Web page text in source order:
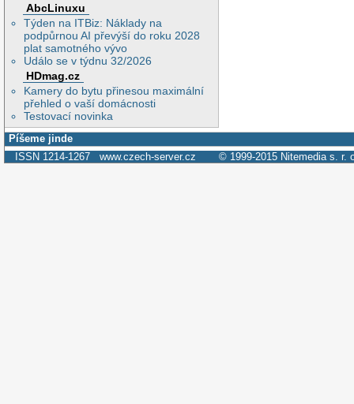
AbcLinuxu
Týden na ITBiz: Náklady na
podpůrnou AI převýší do roku 2028
plat samotného vývo
Událo se v týdnu 32/2026
HDmag.cz
Kamery do bytu přinesou maximální
přehled o vaší domácnosti
Testovací novinka
Píšeme jinde
ISSN 1214-1267 www.czech-server.cz © 1999-2015 Nitemedia s. r.